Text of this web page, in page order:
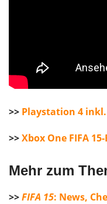
>> Playstation 4 inkl.
>>Xbox One FIFA
Mehr zum
>>FIFA 15: News,